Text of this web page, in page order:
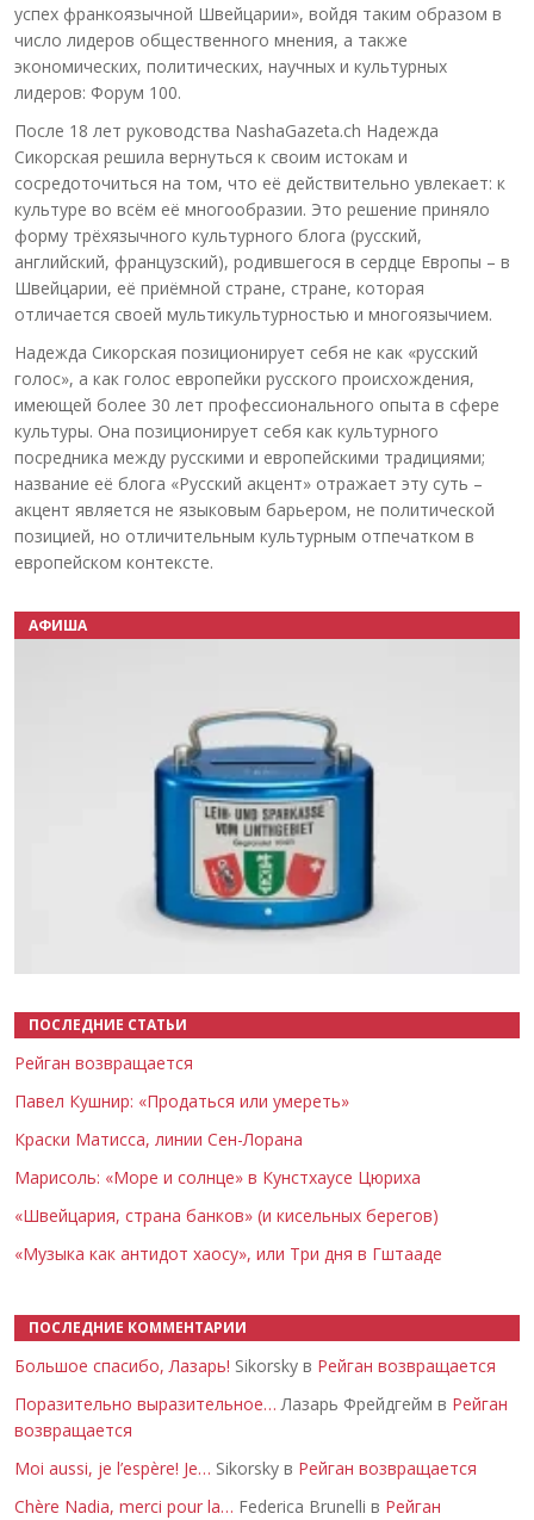
успех франкоязычной Швейцарии», войдя таким образом в
число лидеров общественного мнения, а также
экономических, политических, научных и культурных
лидеров: Форум 100.
После 18 лет руководства NashaGazeta.ch Надежда
Сикорская решила вернуться к своим истокам и
сосредоточиться на том, что её действительно увлекает: к
культуре во всём её многообразии. Это решение приняло
форму трёхязычного культурного блога (русский,
английский, французский), родившегося в сердце Европы – в
Швейцарии, её приёмной стране, стране, которая
отличается своей мультикультурностью и многоязычием.
Надежда Сикорская позиционирует себя не как «русский
голос», а как голос европейки русского происхождения,
имеющей более 30 лет профессионального опыта в сфере
культуры. Она позиционирует себя как культурного
посредника между русскими и европейскими традициями;
название её блога «Русский акцент» отражает эту суть –
акцент является не языковым барьером, не политической
позицией, но отличительным культурным отпечатком в
европейском контексте.
АФИША
ПОСЛЕДНИЕ СТАТЬИ
Рейган возвращается
Павел Кушнир: «Продаться или умереть»
Краски Матисса, линии Сен-Лорана
Марисоль: «Море и солнце» в Кунстхаусе Цюриха
«Швейцария, страна банков» (и кисельных берегов)
«Музыка как антидот хаосу», или Три дня в Гштааде
ПОСЛЕДНИЕ КОММЕНТАРИИ
Большое спасибо, Лазарь! Sikorsky в Рейган возвращается
Поразительно выразительное… Лазарь Фрейдгейм в Рейган
возвращается
Moi aussi, je l’espère! Je… Sikorsky в Рейган возвращается
Chère Nadia, merci pour la… Federica Brunelli в Рейган